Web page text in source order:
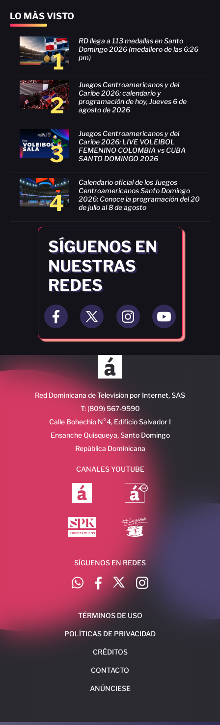
LO MÁS VISTO
1
RD llega a 113 medallas en Santo
Domingo 2026 (medallero de las 6:26
pm)
2
Juegos Centroamericanos y del
Caribe 2026: calendario y
programación de hoy, Jueves 6 de
agosto de 2026
3
Juegos Centroamericanos y del
Caribe 2026: LIVE VOLEIBOL
FEMENINO COLOMBIA vs CUBA
SANTO DOMINGO 2026
4
Calendario oficial de los Juegos
Centroamericanos Santo Domingo
2026: Conoce la programación del 20
de julio al 8 de agosto
SÍGUENOS EN
NUESTRAS
REDES
Red Dominicana de Televisión por Internet, SAS
T: (809) 567-9590
Calle Bohechio N°4, Edificio Salvador I
Ensanche Quisqueya, Santo Domingo
República Dominicana
CANALES YOUTUBE
SÍGUENOS EN REDES
TÉRMINOS DE USO
POLÍTICAS DE PRIVACIDAD
CRÉDITOS
CONTACTO
ANÚNCIESE